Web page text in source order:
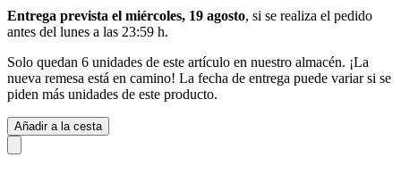
Entrega prevista el miércoles, 19 agosto, si se realiza el pedido
antes del lunes a las 23:59 h.
Solo quedan 6 unidades de este artículo en nuestro almacén. ¡La
nueva remesa está en camino! La fecha de entrega puede variar si se
piden más unidades de este producto.
Añadir a la cesta